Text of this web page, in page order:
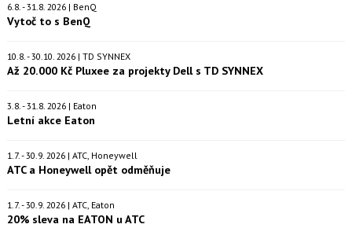
6.8. - 31.8. 2026 | BenQ
Vytoč to s BenQ
10.8. - 30.10. 2026 | TD SYNNEX
Až 20.000 Kč Pluxee za projekty Dell s TD SYNNEX
3.8. - 31.8. 2026 | Eaton
Letní akce Eaton
1.7. - 30.9. 2026 | ATC, Honeywell
ATC a Honeywell opět odměňuje
1.7. - 30.9. 2026 | ATC, Eaton
20% sleva na EATON u ATC